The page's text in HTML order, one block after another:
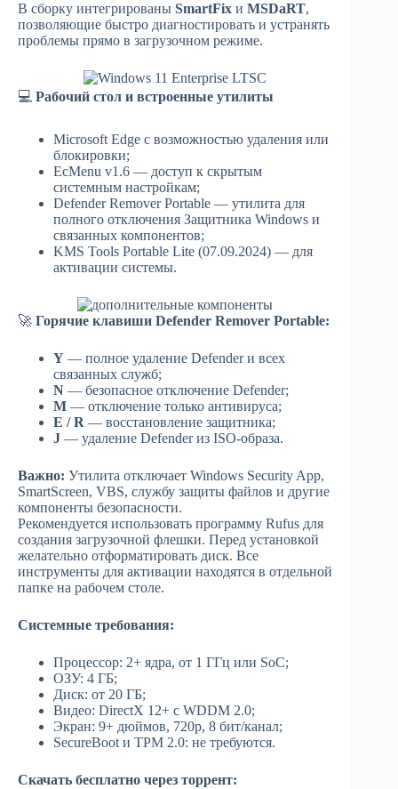
В сборку интегрированы SmartFix и MSDaRT,
позволяющие быстро диагностировать и устранять
проблемы прямо в загрузочном режиме.
💻 Рабочий стол и встроенные утилиты
Microsoft Edge с возможностью удаления или
блокировки;
EcMenu v1.6 — доступ к скрытым
системным настройкам;
Defender Remover Portable — утилита для
полного отключения Защитника Windows и
связанных компонентов;
KMS Tools Portable Lite (07.09.2024) — для
активации системы.
🚀 Горячие клавиши Defender Remover Portable:
Y — полное удаление Defender и всех
связанных служб;
N — безопасное отключение Defender;
M — отключение только антивируса;
E / R — восстановление защитника;
J — удаление Defender из ISO-образа.
Важно: Утилита отключает Windows Security App,
SmartScreen, VBS, службу защиты файлов и другие
компоненты безопасности.
Рекомендуется использовать программу Rufus для
создания загрузочной флешки. Перед установкой
желательно отформатировать диск. Все
инструменты для активации находятся в отдельной
папке на рабочем столе.
Системные требования:
Процессор: 2+ ядра, от 1 ГГц или SoC;
ОЗУ: 4 ГБ;
Диск: от 20 ГБ;
Видео: DirectX 12+ с WDDM 2.0;
Экран: 9+ дюймов, 720p, 8 бит/канал;
SecureBoot и TPM 2.0: не требуются.
Скачать бесплатно через торрент: